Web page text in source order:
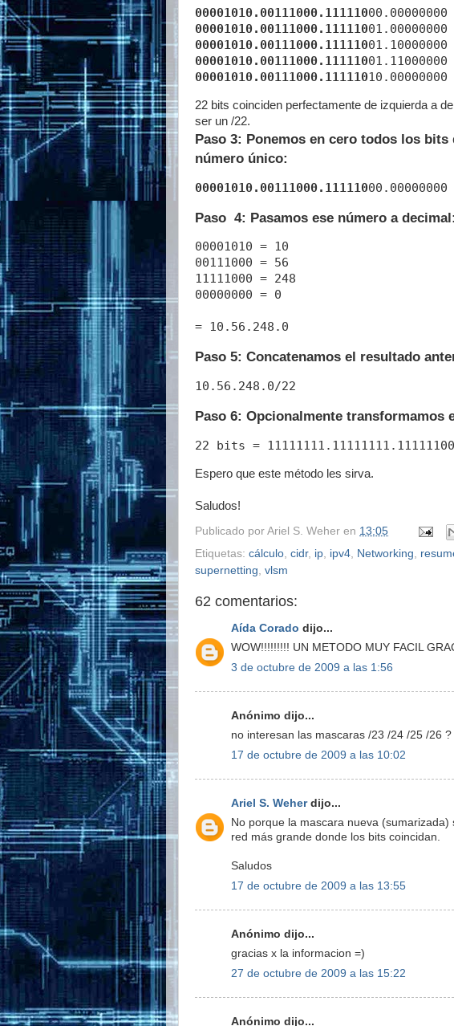
00001010.00111000.111110
00001010.00111000.111110
00001010.00111000.111110
00001010.00111000.111110
00001010.00111000.111110
22 bits coinciden perfectamente de izquierda a
ser un /22.
Paso 3: Ponemos en cero todos los
número único:
00001010.00111000.111110
Paso 4: Pasamos ese número a decimal:
00001010 = 10
00111000 = 56
11111000 = 248
00000000 = 0
Paso 5: Concatenamos el resultado
Paso 6: Opcionalmente transformamos
Espero que este método les sirva.
Saludos!
Publicado por Ariel S. Weher en 13:05
Etiquetas: cálculo, cidr, ip, ipv4, Networking,
supernetting, vlsm
62 comentarios:
Aída Corado dijo...
WOW!!!!!!!!! UN METODO MUY FACIL
3 de octubre de 2009 a las 1:56
Anónimo dijo...
no interesan las mascaras /23 /24 /25 /26 ?
17 de octubre de 2009 a las 10:02
Ariel S. Weherdijo...
No porque la mascara nueva
red más grande donde los bits coincidan.
Saludos
17 de octubre de 2009 a las 13:55
Anónimo dijo...
gracias x la informacion =)
27 de octubre de 2009 a las 15:22
Anónimo dijo...